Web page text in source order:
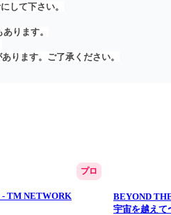
して下さい。
ります。
ります。ご了承ください。
プロ
TM NETWORK
BEYOND
宇宙を越えて